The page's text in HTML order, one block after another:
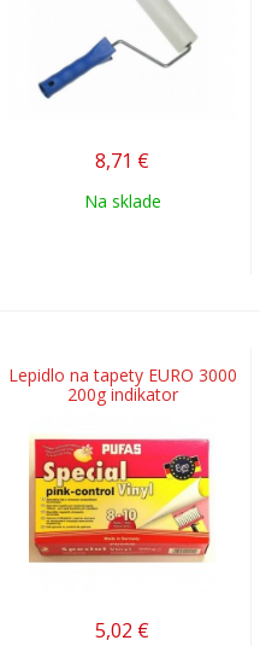
8,71 €
Na sklade
Lepidlo na tapety EURO 3000
200g indikator
5,02 €